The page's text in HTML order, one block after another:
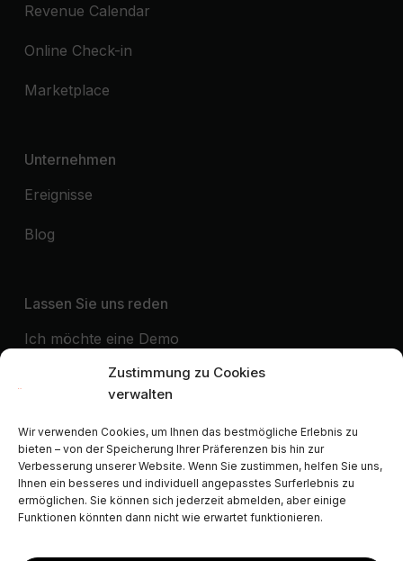
Zustimmung zu Cookies
verwalten
Wir verwenden Cookies, um Ihnen das bestmögliche Erlebnis zu
bieten – von der Speicherung Ihrer Präferenzen bis hin zur
Verbesserung unserer Website. Wenn Sie zustimmen, helfen Sie uns,
Ihnen ein besseres und individuell angepasstes Surferlebnis zu
ermöglichen. Sie können sich jederzeit abmelden, aber einige
Funktionen könnten dann nicht wie erwartet funktionieren.
Revenue Calendar
Online Check-in
Marketplace
Unternehmen
Ereignisse
Blog
Lassen Sie uns reden
Ich möchte eine Demo
Ich möchte Kontakt aufnehmen mit
Kooperationspartner von
ALEP AIGAB APAR APARTURE
APTUR
ASCAV
ATA AVVA CLF FEVITUR
ISCF
STAA
STAMA VDFA VRMA SPLM